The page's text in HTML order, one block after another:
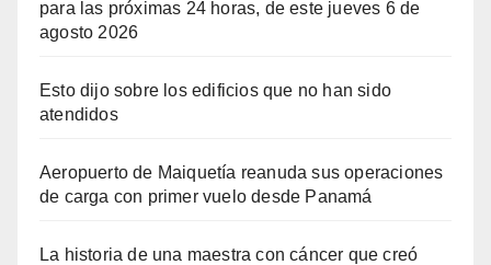
para las próximas 24 horas, de este jueves 6 de
agosto 2026
Esto dijo sobre los edificios que no han sido
atendidos
Aeropuerto de Maiquetía reanuda sus operaciones
de carga con primer vuelo desde Panamá
La historia de una maestra con cáncer que creó